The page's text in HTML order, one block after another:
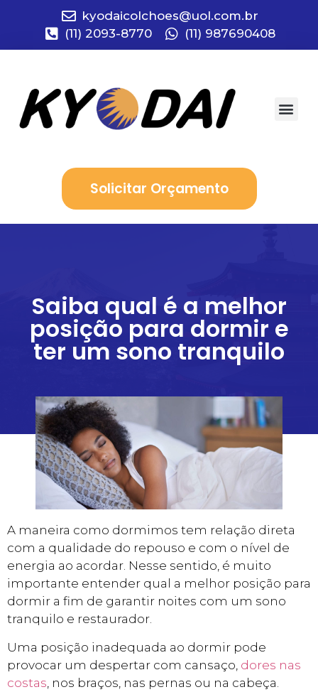
kyodaicolchoes@uol.com.br
(11) 2093-8770
(11) 987690408
Solicitar Orçamento
Saiba qual é a melhor
posição para dormir e
ter um sono tranquilo
A maneira como dormimos tem relação direta
com a qualidade do repouso e com o nível de
energia ao acordar. Nesse sentido, é muito
importante entender qual a melhor posição para
dormir a fim de garantir noites com um sono
tranquilo e restaurador.
Uma posição inadequada ao dormir pode
provocar um despertar com cansaço, dores nas
costas , nos braços, nas pernas ou na cabeça.